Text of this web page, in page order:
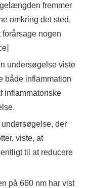
fremmer
omkring det sted,
nogen
undersøgelse viste
både inflammation
inflammatoriske
undersøgelse, der
viste, at
til at reducere
på 660 nm har vist